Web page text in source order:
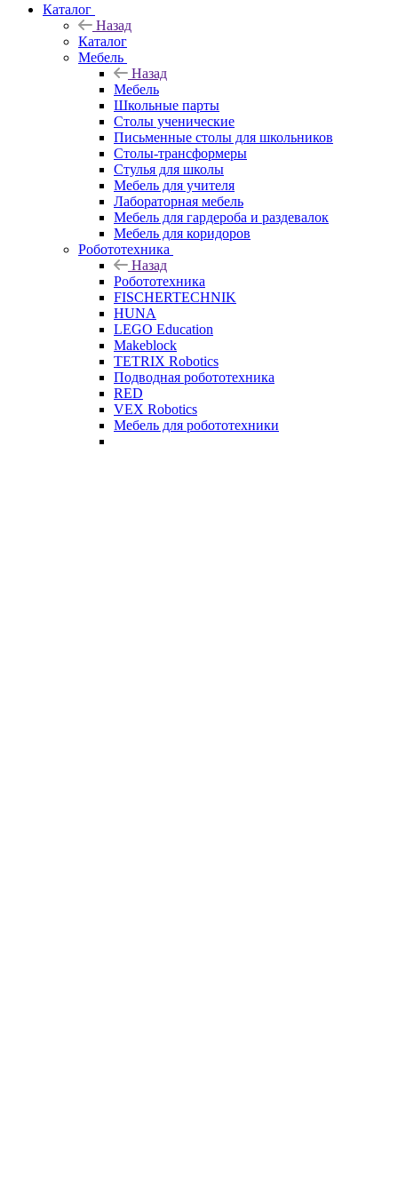
Каталог
Назад
Каталог
Мебель
Назад
Мебель
Школьные парты
Столы ученические
Письменные столы для школьников
Столы-трансформеры
Стулья для школы
Мебель для учителя
Лабораторная мебель
Мебель для гардероба и раздевалок
Мебель для коридоров
Робототехника
Назад
Робототехника
FISCHERTECHNIK
HUNA
LEGO Education
Makeblock
TETRIX Robotics
Подводная робототехника
RED
VEX Robotics
Мебель для робототехники